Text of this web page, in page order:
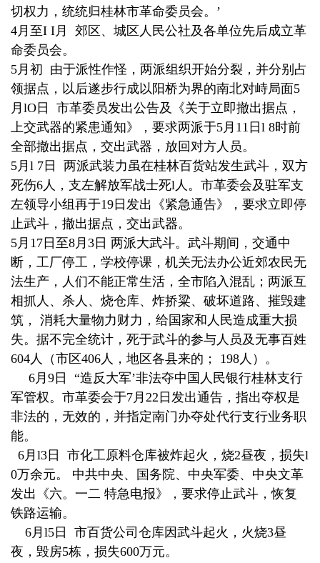
切权力，统统归桂林市革命委员会。’
4月至I I月 郊区、城区人民公社及各单位先后成立革
命委员会。
5月初 由于派性作怪，两派组织开始分裂，并分别占
领据点，以后遂步行成以阳桥为界的南北对峙局面5
月lO日 市革委员发出公告及《关于立即撤出据点，
上交武器的紧患通知》，要求两派于5月11日l 8时前
全部撤出据点，交出武器，放回对方人员。
5月l 7日 两派武装力虽在桂林百货站发生武斗，双方
死伤6人，支左解放军战士死l人。市革委会及驻军支
左领导小组再于19日发出《紧急通告》，要求立即停
止武斗，撤出据点，交出武器。
5月17日至8月3日 两派大武斗。武斗期间，交通中
断，工厂停工，学校停课，机关无法办公近郊农民无
法生产，人们不能正常生活，全市陷入混乱；两派互
相抓人、杀人、烧仓库、炸挢粱、破坏道路、摧毁建
筑， 消耗大量物力财力，给国家和人民造成重大损
失。据不完全统计，死于武斗的参与人员及无事百姓
604人（市区406人，地区各县来的； 198人）。
6月9日 “造反大军’非法夺中国人民银行桂林支行
军管权。市革委会于7月22日发出通告，指出夺权是
非法的，无效的，并指定南门办夺处代行支行业务职
能。
6月l3日 市化工原料仓库被炸起火，烧2昼夜，损失l
0万余元。 中共中央、国务院、中央军委、中央文革
发出《六。一二 特急电报》，要求停止武斗，恢复
铁路运输。
6月l5日 市百货公司仓库因武斗起火，火烧3昼
夜，毁房5栋，损失600万元。